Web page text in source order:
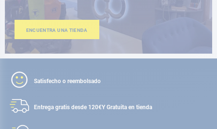
ENCUENTRA UNA TIENDA
Satisfecho o reembolsado
Entrega gratis desde 120€Y Gratuita en tienda